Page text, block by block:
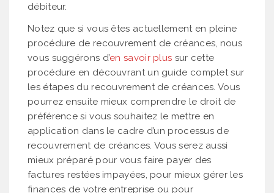
débiteur.
Notez que si vous êtes actuellement en pleine
procédure de recouvrement de créances, nous
vous suggérons d’en savoir plus sur cette
procédure en découvrant un guide complet sur
les étapes du recouvrement de créances. Vous
pourrez ensuite mieux comprendre le droit de
préférence si vous souhaitez le mettre en
application dans le cadre d’un processus de
recouvrement de créances. Vous serez aussi
mieux préparé pour vous faire payer des
factures restées impayées, pour mieux gérer les
finances de votre entreprise ou pour